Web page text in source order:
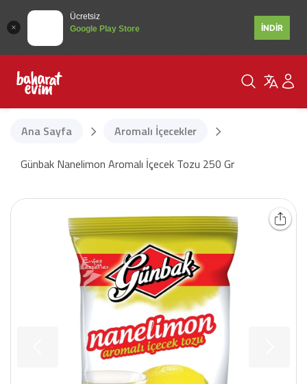
Ücretsiz
Google Play Store
İNDİR
Ana Sayfa
Aromalı İçecekler
Günbak Nanelimon Aromalı İçecek Tozu 250 Gr